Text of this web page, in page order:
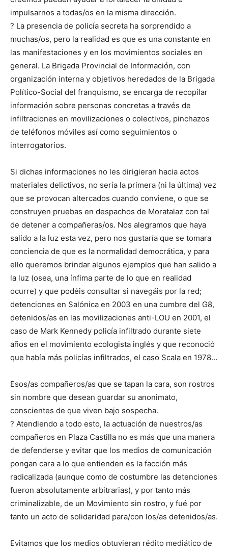
impulsarnos a todas/os en la misma dirección.
? La presencia de policía secreta ha sorprendido a
muchas/os, pero la realidad es que es una constante en
las manifestaciones y en los movimientos sociales en
general. La Brigada Provincial de Información, con
organización interna y objetivos heredados de la Brigada
Político-Social del franquismo, se encarga de recopilar
información sobre personas concretas a través de
infiltraciones en movilizaciones o colectivos, pinchazos
de teléfonos móviles así como seguimientos o
interrogatorios.
Si dichas informaciones no les dirigieran hacia actos
materiales delictivos, no sería la primera (ni la última) vez
que se provocan altercados cuando conviene, o que se
construyen pruebas en despachos de Moratalaz con tal
de detener a compañeras/os. Nos alegramos que haya
salido a la luz esta vez, pero nos gustaría que se tomara
conciencia de que es la normalidad democrática, y para
ello queremos brindar algunos ejemplos que han salido a
la luz (osea, una ínfima parte de lo que en realidad
ocurre) y que podéis consultar si navegáis por la red;
detenciones en Salónica en 2003 en una cumbre del G8,
detenidos/as en las movilizaciones anti-LOU en 2001, el
caso de Mark Kennedy policía infiltrado durante siete
años en el movimiento ecologista inglés y que reconoció
que había más policías infiltrados, el caso Scala en 1978…
Esos/as compañeros/as que se tapan la cara, son rostros
sin nombre que desean guardar su anonimato,
conscientes de que viven bajo sospecha.
? Atendiendo a todo esto, la actuación de nuestros/as
compañeros en Plaza Castilla no es más que una manera
de defenderse y evitar que los medios de comunicación
pongan cara a lo que entienden es la facción más
radicalizada (aunque como de costumbre las detenciones
fueron absolutamente arbitrarias), y por tanto más
criminalizable, de un Movimiento sin rostro, y fué por
tanto un acto de solidaridad para/con los/as detenidos/as.
Evitamos que los medios obtuvieran rédito mediático de